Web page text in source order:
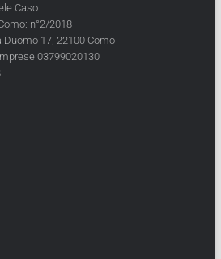
Caso
n°2/2018
Duomo 17, 22100 Como
03799020130